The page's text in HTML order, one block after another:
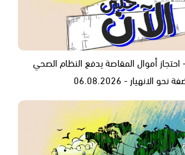
أموال المقاصة يدفع النظام الصحي
- 06.08.2026